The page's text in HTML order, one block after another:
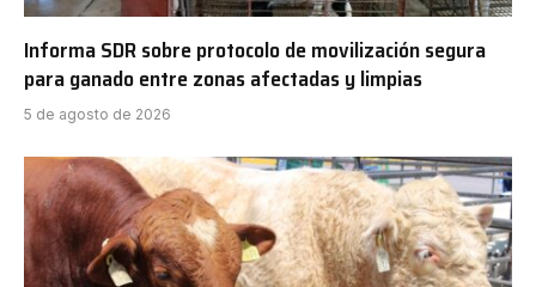
Informa SDR sobre protocolo de movilización segura
para ganado entre zonas afectadas y limpias
5 de agosto de 2026